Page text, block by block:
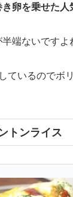
卵を乗せた人
端ないですよ
ているのでボ
ンライス